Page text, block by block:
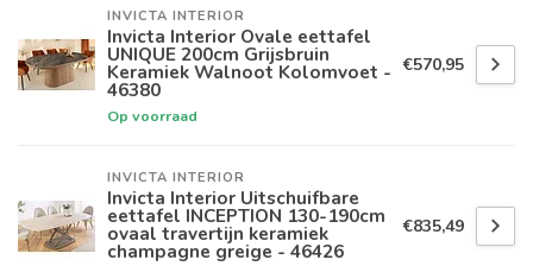
INVICTA INTERIOR
Invicta Interior Ovale eettafel
UNIQUE 200cm Grijsbruin
Keramiek Walnoot Kolomvoet -
46380
Op voorraad
€570,95
INVICTA INTERIOR
Invicta Interior Uitschuifbare
eettafel INCEPTION 130-190cm
ovaal travertijn keramiek
champagne greige - 46426
€835,49